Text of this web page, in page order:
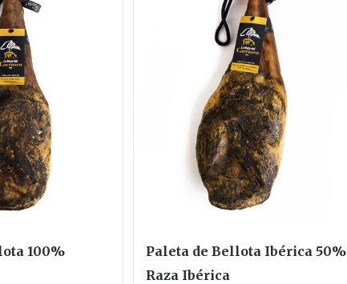
100%
Paleta de Bellota Ibérica 50%
Raza Ibérica